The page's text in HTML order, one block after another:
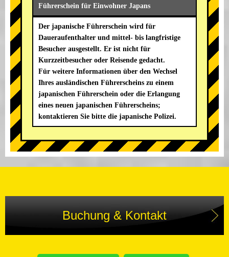
Führerschein für Einwohner Japans
Der japanische Führerschein wird für
Daueraufenthalter und mittel- bis langfristige
Besucher ausgestellt. Er ist nicht für
Kurzzeitbesucher oder Reisende gedacht.
Für weitere Informationen über den Wechsel
Ihres ausländischen Führerscheins zu einem
japanischen Führerschein oder die Erlangung
eines neuen japanischen Führerscheins;
kontaktieren Sie bitte die japanische Polizei.
Buchung & Kontakt